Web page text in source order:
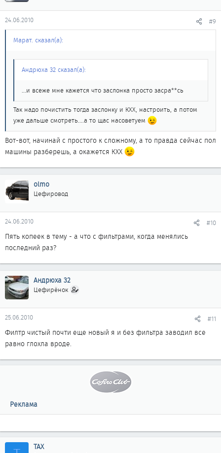
24.06.2010 #9
Марат. сказал(а):
Андрюха 32 сказал(а):
...и всеже мне кажется что заслонка просто засра**сь
Так надо почистить тогда заслонку и КХХ, настроить, а потом
уже дальше смотреть....а то щас насоветуем
Вот-вот, начинай с простого к сложному, а то правда сейчас пол
машины разберешь, а окажется КХХ
olmo
Цефировод
24.06.2010 #10
Пять копеек в тему - а что с фильтрами, когда менялись
последний раз?
Андрюха 32
Цефирёнок
25.06.2010 #11
Филтр чистый почти еще новый я и без фильтра заводил все
равно глохла вроде.
Реклама
ТАХ